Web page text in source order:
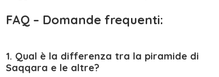
FAQ – Domande frequenti:
1. Qual è la differenza tra la piramide di
Saqqara e le altre?